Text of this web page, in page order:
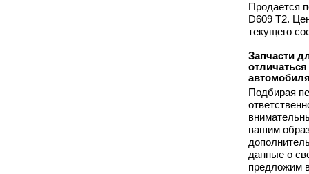
Продается
D609 T2.
текущего
Запчасти
Подбирая
вашим
данные о
предложим